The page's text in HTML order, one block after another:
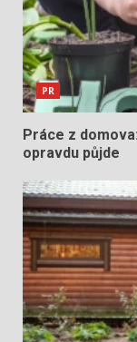
PR
Práce z
opravdu půjde